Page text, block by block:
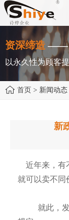
资深缔造 ——
以永久性为顾客
首页 > 新闻动态
新
近年来，有
就可以卖不同
就此，发改